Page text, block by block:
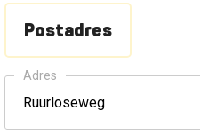
Postadres
Adres